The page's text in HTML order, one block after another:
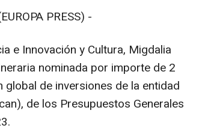
PRESS) -
e Innovación y Cultura, Migdalia
nominada por importe de 2
de inversiones de la entidad
de los Presupuestos Generales